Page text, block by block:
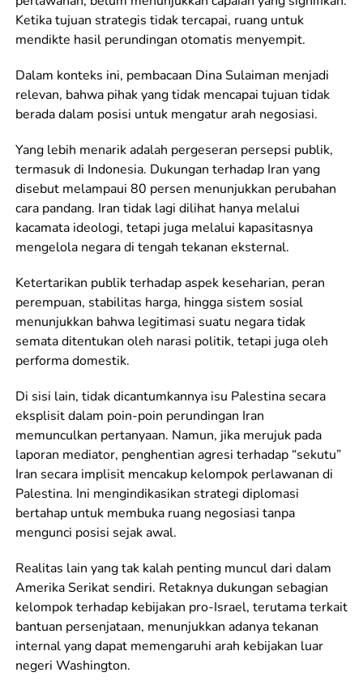
Ketika tujuan strategis tidak tercapai, ruang untuk
mendikte hasil perundingan otomatis menyempit.
Dalam konteks ini, pembacaan Dina Sulaiman menjadi
relevan, bahwa pihak yang tidak mencapai tujuan tidak
berada dalam posisi untuk mengatur arah negosiasi.
Yang lebih menarik adalah pergeseran persepsi publik,
termasuk di Indonesia. Dukungan terhadap Iran yang
disebut melampaui 80 persen menunjukkan perubahan
cara pandang. Iran tidak lagi dilihat hanya melalui
kacamata ideologi, tetapi juga melalui kapasitasnya
mengelola negara di tengah tekanan eksternal.
Ketertarikan publik terhadap aspek keseharian, peran
perempuan, stabilitas harga, hingga sistem sosial
menunjukkan bahwa legitimasi suatu negara tidak
semata ditentukan oleh narasi politik, tetapi juga oleh
performa domestik.
Di sisi lain, tidak dicantumkannya isu Palestina secara
eksplisit dalam poin-poin perundingan Iran
memunculkan pertanyaan. Namun, jika merujuk pada
laporan mediator, penghentian agresi terhadap “sekutu”
Iran secara implisit mencakup kelompok perlawanan di
Palestina. Ini mengindikasikan strategi diplomasi
bertahap untuk membuka ruang negosiasi tanpa
mengunci posisi sejak awal.
Realitas lain yang tak kalah penting muncul dari dalam
Amerika Serikat sendiri. Retaknya dukungan sebagian
kelompok terhadap kebijakan pro-Israel, terutama terkait
bantuan persenjataan, menunjukkan adanya tekanan
internal yang dapat memengaruhi arah kebijakan luar
negeri Washington.